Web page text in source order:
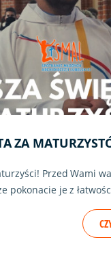
ZA
Przed Wami
pokonacie je z